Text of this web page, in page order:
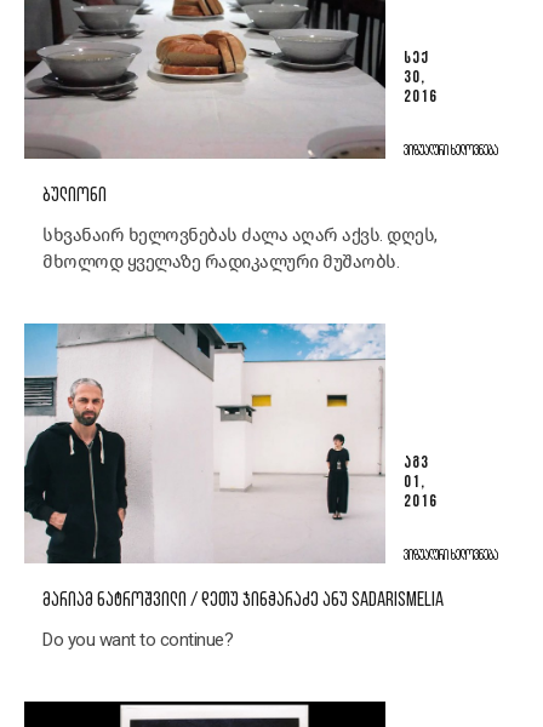
ᲡᲔᲥ
30,
2016
ᲕᲘᲖᲣᲐᲚᲣᲠᲘ ᲮᲔᲚᲝᲕᲜᲔᲑᲐ
ᲑᲣᲚᲘᲝᲜᲘ
სხვანაირ ხელოვნებას ძალა აღარ აქვს. დღეს,
მხოლოდ ყველაზე რადიკალური მუშაობს.
ᲐᲒᲕ
01,
2016
ᲕᲘᲖᲣᲐᲚᲣᲠᲘ ᲮᲔᲚᲝᲕᲜᲔᲑᲐ
ᲛᲐᲠᲘᲐᲛ ᲜᲐᲢᲠᲝᲨᲕᲘᲚᲘ / ᲓᲔᲗᲣ ᲯᲘᲜᲭᲐᲠᲐᲫᲔ ᲐᲜᲣ SADARISMELIA
Do you want to continue?